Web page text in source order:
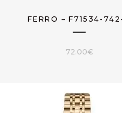
FERRO – F71534-
72.00€